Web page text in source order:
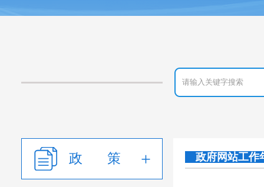
政 策 政府网站工作